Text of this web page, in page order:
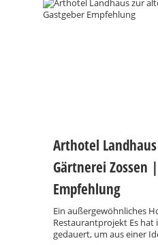
Arthotel
Gärtnerei Zossen
Empfehlung
Ein außergewöhnliches
Restaurantprojekt Es hat
gedauert, um aus einer